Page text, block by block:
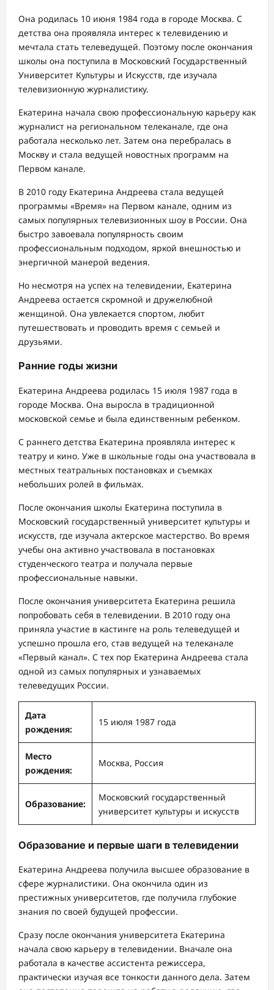
Она родилась 10 июня 1984 года в городе Москва. С
детства она проявляла интерес к телевидению и
мечтала стать телеведущей. Поэтому после окончания
школы она поступила в Московский Государственный
Университет Культуры и Искусств, где изучала
телевизионную журналистику.
Екатерина начала свою профессиональную карьеру как
журналист на региональном телеканале, где она
работала несколько лет. Затем она перебралась в
Москву и стала ведущей новостных программ на
Первом канале.
В 2010 году Екатерина Андреева стала ведущей
программы «Время» на Первом канале, одним из
самых популярных телевизионных шоу в России. Она
быстро завоевала популярность своим
профессиональным подходом, яркой внешностью и
энергичной манерой ведения.
Но несмотря на успех на телевидении, Екатерина
Андреева остается скромной и дружелюбной
женщиной. Она увлекается спортом, любит
путешествовать и проводить время с семьей и
друзьями.
Ранние годы жизни
Екатерина Андреева родилась 15 июля 1987 года в
городе Москва. Она выросла в традиционной
московской семье и была единственным ребенком.
С раннего детства Екатерина проявляла интерес к
театру и кино. Уже в школьные годы она участвовала в
местных театральных постановках и съемках
небольших ролей в фильмах.
После окончания школы Екатерина поступила в
Московский государственный университет культуры и
искусств, где изучала актерское мастерство. Во время
учебы она активно участвовала в постановках
студенческого театра и получала первые
профессиональные навыки.
После окончания университета Екатерина решила
попробовать себя в телевидении. В 2010 году она
приняла участие в кастинге на роль телеведущей и
успешно прошла его, став ведущей на телеканале
«Первый канал». С тех пор Екатерина Андреева стала
одной из самых популярных и узнаваемых
телеведущих России.
Дата
рождения:
15 июля 1987 года
Место
рождения:
Москва, Россия
Образование:
Московский государственный
университет культуры и искусств
Образование и первые шаги в телевидении
Екатерина Андреева получила высшее образование в
сфере журналистики. Она окончила один из
престижных университетов, где получила глубокие
знания по своей будущей профессии.
Сразу после окончания университета Екатерина
начала свою карьеру в телевидении. Вначале она
работала в качестве ассистента режиссера,
практически изучая все тонкости данного дела. Затем